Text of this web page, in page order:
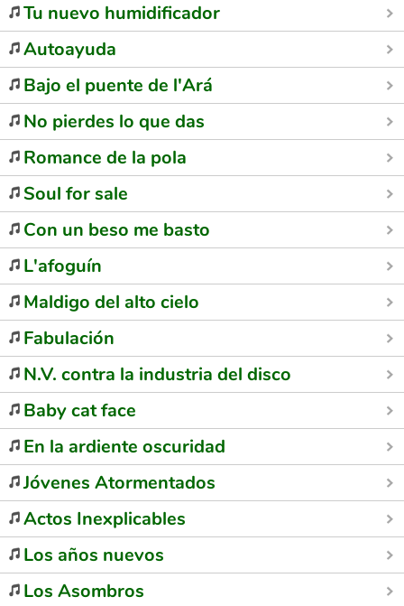
Tu nuevo humidificador
Autoayuda
Bajo el puente de l'Ará
No pierdes lo que das
Romance de la pola
Soul for sale
Con un beso me basto
L'afoguín
Maldigo del alto cielo
Fabulación
N.V. contra la industria del disco
Baby cat face
En la ardiente oscuridad
Jóvenes Atormentados
Actos Inexplicables
Los años nuevos
Los Asombros